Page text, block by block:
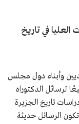
في تاريخ
وأبناء دول مجلس
لرسائل الدكتوراه
تاريخ الجزيرة
الرسائل حديثة